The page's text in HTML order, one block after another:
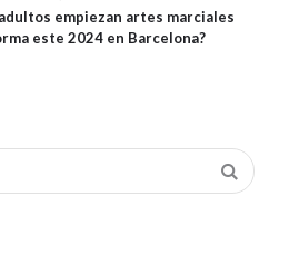
empiezan artes marciales
este 2024 en Barcelona?